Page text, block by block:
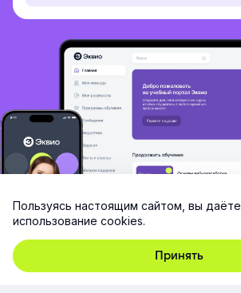
Пользуясь настоящим сайтом, вы даёте
использование cookies.
Принять